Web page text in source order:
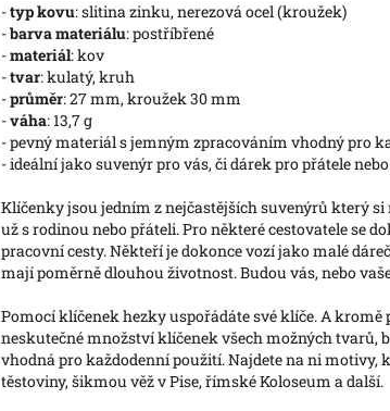
-typ kovu: slitina zinku, nerezová ocel (kroužek)
-barva materiálu: postříbřené
-materiál: kov
-tvar: kulatý, kruh
-průměr: 27 mm, kroužek 30 mm
-váha: 13,7 g
- pevný materiál s jemným zpracováním vhodný pro
- ideální jako suvenýr pro vás, či dárek pro přátele
Klíčenky jsou jedním z nejčastějších suvenýrů který
už s rodinou nebo přáteli. Pro některé cestovatele se
pracovní cesty. Někteří je dokonce vozí jako malé
mají poměrně dlouhou životnost. Budou vás, nebo
Pomocí klíčenek hezky uspořádáte své klíče. A
neskutečné množství klíčenek všech možných tvarů,
vhodná pro každodenní použití. Najdete na ni
těstoviny, šikmou věž v Pise, římské Koloseum a další.